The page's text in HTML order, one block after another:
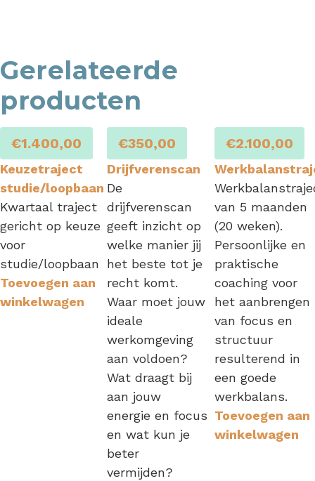
Gerelateerde
producten
€1.400,00
Keuzetraject
studie/loopbaan
Kwartaal traject
gericht op keuze
voor
studie/loopbaan
Toevoegen aan
winkelwagen
€350,00
Drijfverenscan
De
drijfverenscan
geeft inzicht op
welke manier jij
het beste tot je
recht komt.
Waar moet jouw
ideale
werkomgeving
aan voldoen?
Wat draagt bij
aan jouw
energie en focus
en wat kun je
beter
vermijden?
€2.100,00
van 5 maanden
(20 weken).
Persoonlijke en
praktische
coaching voor
het aanbrengen
van focus en
structuur
resulterend in
een goede
werkbalans.
Toevoegen aan
winkelwagen